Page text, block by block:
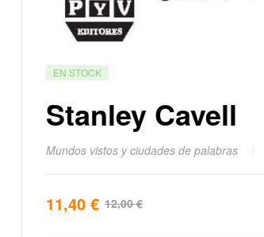
EN STOCK
Stanley Cavell
Mundos vistos y ciudades de palabras
12,00€
11,40 €